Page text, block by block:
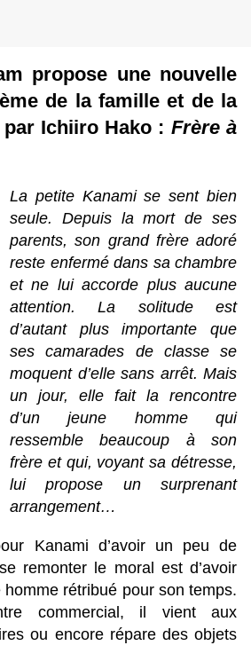
propose une nouvelle
de la famille et de la
Ichiiro Hako : Frère à
La petite Kanami se sent bien
seule. Depuis la mort de ses
parents, son grand frère adoré
reste enfermé dans sa chambre
et ne lui accorde plus aucune
attention. La solitude est
d’autant plus importante que
ses camarades de classe se
moquent d’elle sans arrêt. Mais
un jour, elle fait la rencontre
d’un jeune homme qui
ressemble beaucoup à son
frère et qui, voyant sa détresse,
lui propose un surprenant
arrangement…
Kanami d’avoir un peu de
remonter le moral est d’avoir
rétribué pour son temps.
commercial, il vient aux
ou encore répare des objets